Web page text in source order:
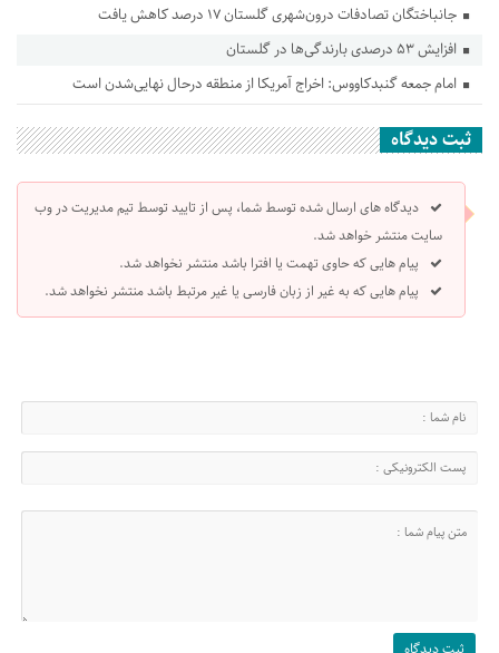
جانباختگان تصادفات درون‌شهری گلستان ۱۷ درصد کاهش یافت
افزایش ۵۳ درصدی بارندگی‌ها در گلستان
امام جمعه گنبدکاووس: اخراج آمریکا از منطقه درحال نهایی‌شدن است
ثبت دیدگاه
دیدگاه های ارسال شده توسط شما، پس از تایید توسط تیم مدیریت در وب
سایت منتشر خواهد شد.
پیام هایی که حاوی تهمت یا افترا باشد منتشر نخواهد شد.
پیام هایی که به غیر از زبان فارسی یا غیر مرتبط باشد منتشر نخواهد شد.